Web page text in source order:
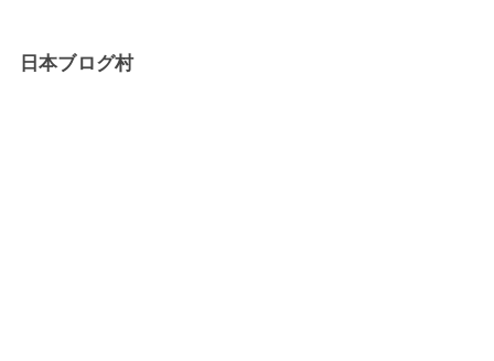
日本ブログ村